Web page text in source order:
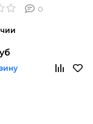
рукоять
0